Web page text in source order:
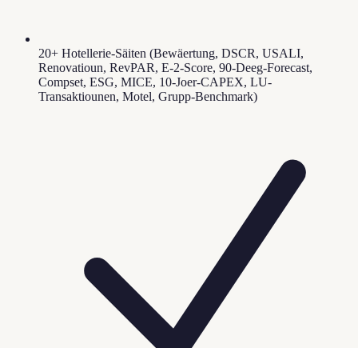
20+ Hotellerie-Säiten (Bewäertung, DSCR, USALI,
Renovatioun, RevPAR, E-2-Score, 90-Deeg-Forecast,
Compset, ESG, MICE, 10-Joer-CAPEX, LU-
Transaktiounen, Motel, Grupp-Benchmark)